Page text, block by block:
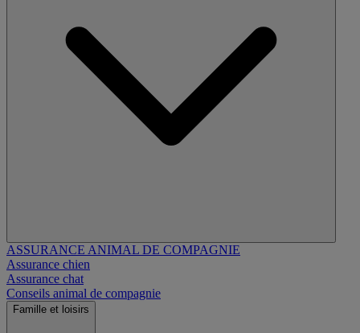
ASSURANCE ANIMAL DE COMPAGNIE
Assurance chien
Assurance chat
Conseils animal de compagnie
Famille et loisirs